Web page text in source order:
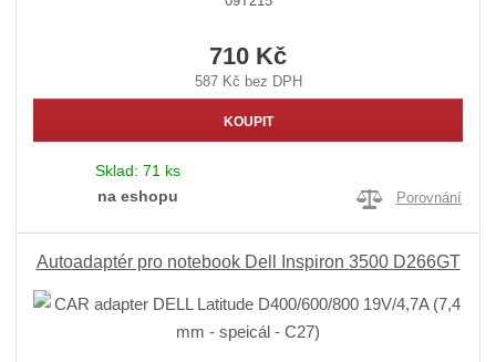
710 Kč
587 Kč bez DPH
KOUPIT
Sklad: 71 ks
na eshopu
Porovnání
Autoadaptér pro notebook Dell Inspiron 3500 D266GT